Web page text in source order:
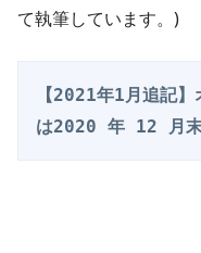
て執筆しています。)
【2021年1月追記
は2020 年 12 月末